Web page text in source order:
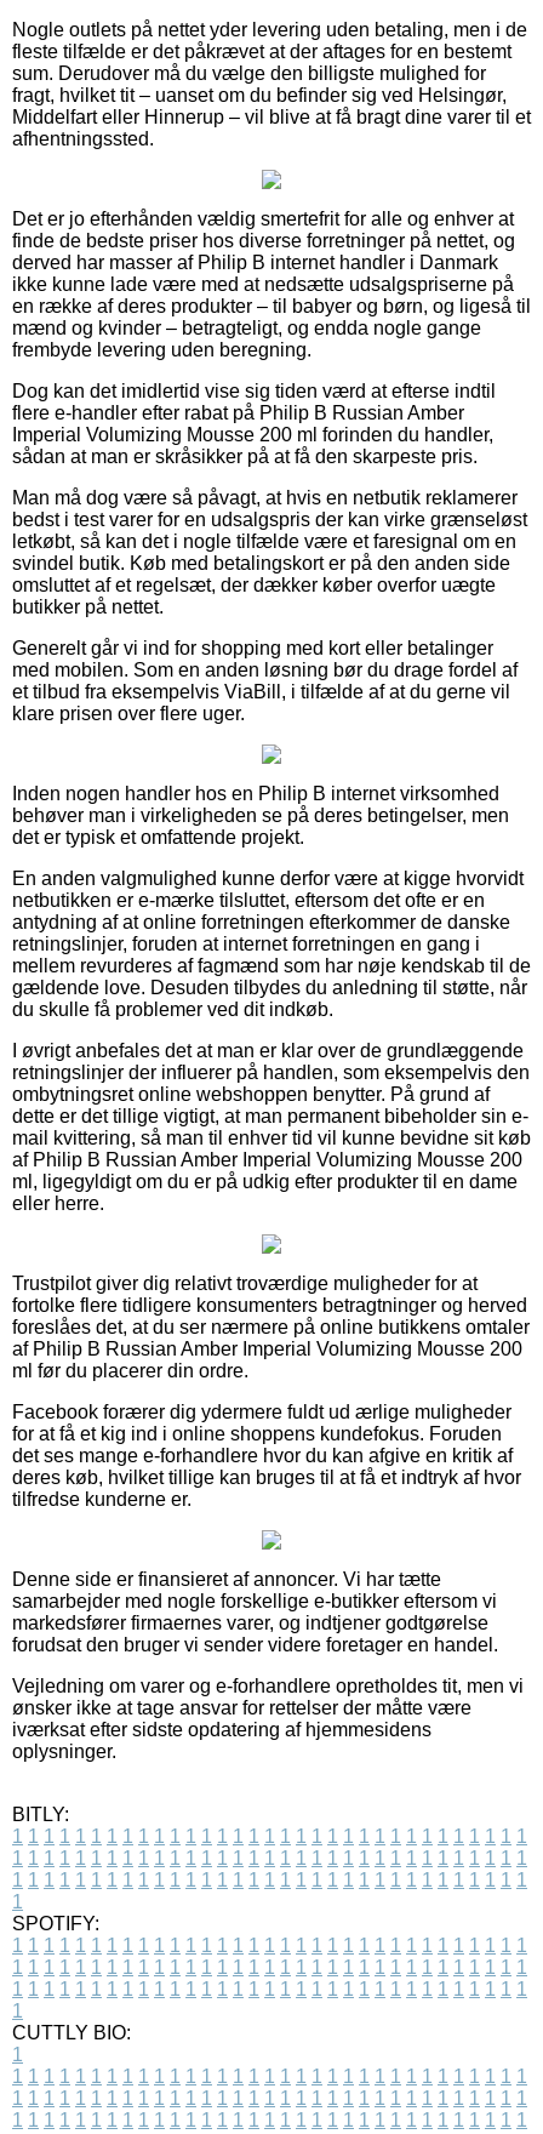
Nogle outlets på nettet yder levering uden betaling, men i de
fleste tilfælde er det påkrævet at der aftages for en bestemt
sum. Derudover må du vælge den billigste mulighed for
fragt, hvilket tit – uanset om du befinder sig ved Helsingør,
Middelfart eller Hinnerup – vil blive at få bragt dine varer til et
afhentningssted.
Det er jo efterhånden vældig smertefrit for alle og enhver at
finde de bedste priser hos diverse forretninger på nettet, og
derved har masser af Philip B internet handler i Danmark
ikke kunne lade være med at nedsætte udsalgspriserne på
en række af deres produkter – til babyer og børn, og ligeså til
mænd og kvinder – betragteligt, og endda nogle gange
frembyde levering uden beregning.
Dog kan det imidlertid vise sig tiden værd at efterse indtil
flere e-handler efter rabat på Philip B Russian Amber
Imperial Volumizing Mousse 200 ml forinden du handler,
sådan at man er skråsikker på at få den skarpeste pris.
Man må dog være så påvagt, at hvis en netbutik reklamerer
bedst i test varer for en udsalgspris der kan virke grænseløst
letkøbt, så kan det i nogle tilfælde være et faresignal om en
svindel butik. Køb med betalingskort er på den anden side
omsluttet af et regelsæt, der dækker køber overfor uægte
butikker på nettet.
Generelt går vi ind for shopping med kort eller betalinger
med mobilen. Som en anden løsning bør du drage fordel af
et tilbud fra eksempelvis ViaBill, i tilfælde af at du gerne vil
klare prisen over flere uger.
Inden nogen handler hos en Philip B internet virksomhed
behøver man i virkeligheden se på deres betingelser, men
det er typisk et omfattende projekt.
En anden valgmulighed kunne derfor være at kigge hvorvidt
netbutikken er e-mærke tilsluttet, eftersom det ofte er en
antydning af at online forretningen efterkommer de danske
retningslinjer, foruden at internet forretningen en gang i
mellem revurderes af fagmænd som har nøje kendskab til de
gældende love. Desuden tilbydes du anledning til støtte, når
du skulle få problemer ved dit indkøb.
I øvrigt anbefales det at man er klar over de grundlæggende
retningslinjer der influerer på handlen, som eksempelvis den
ombytningsret online webshoppen benytter. På grund af
dette er det tillige vigtigt, at man permanent bibeholder sin e-
mail kvittering, så man til enhver tid vil kunne bevidne sit køb
af Philip B Russian Amber Imperial Volumizing Mousse 200
ml, ligegyldigt om du er på udkig efter produkter til en dame
eller herre.
Trustpilot giver dig relativt troværdige muligheder for at
fortolke flere tidligere konsumenters betragtninger og herved
foreslåes det, at du ser nærmere på online butikkens omtaler
af Philip B Russian Amber Imperial Volumizing Mousse 200
ml før du placerer din ordre.
Facebook forærer dig ydermere fuldt ud ærlige muligheder
for at få et kig ind i online shoppens kundefokus. Foruden
det ses mange e-forhandlere hvor du kan afgive en kritik af
deres køb, hvilket tillige kan bruges til at få et indtryk af hvor
tilfredse kunderne er.
Denne side er finansieret af annoncer. Vi har tætte
samarbejder med nogle forskellige e-butikker eftersom vi
markedsfører firmaernes varer, og indtjener godtgørelse
forudsat den bruger vi sender videre foretager en handel.
Vejledning om varer og e-forhandlere opretholdes tit, men vi
ønsker ikke at tage ansvar for rettelser der måtte være
iværksat efter sidste opdatering af hjemmesidens
oplysninger.
BITLY:
1 1 1 1 1 1 1 1 1 1 1 1 1 1 1 1 1 1 1 1 1 1 1 1 1 1 1 1 1 1 1 1 1
1 1 1 1 1 1 1 1 1 1 1 1 1 1 1 1 1 1 1 1 1 1 1 1 1 1 1 1 1 1 1 1 1
1 1 1 1 1 1 1 1 1 1 1 1 1 1 1 1 1 1 1 1 1 1 1 1 1 1 1 1 1 1 1 1 1
1
SPOTIFY:
1 1 1 1 1 1 1 1 1 1 1 1 1 1 1 1 1 1 1 1 1 1 1 1 1 1 1 1 1 1 1 1 1
1 1 1 1 1 1 1 1 1 1 1 1 1 1 1 1 1 1 1 1 1 1 1 1 1 1 1 1 1 1 1 1 1
1 1 1 1 1 1 1 1 1 1 1 1 1 1 1 1 1 1 1 1 1 1 1 1 1 1 1 1 1 1 1 1 1
1
CUTTLY BIO:
1
1 1 1 1 1 1 1 1 1 1 1 1 1 1 1 1 1 1 1 1 1 1 1 1 1 1 1 1 1 1 1 1 1
1 1 1 1 1 1 1 1 1 1 1 1 1 1 1 1 1 1 1 1 1 1 1 1 1 1 1 1 1 1 1 1 1
1 1 1 1 1 1 1 1 1 1 1 1 1 1 1 1 1 1 1 1 1 1 1 1 1 1 1 1 1 1 1 1 1